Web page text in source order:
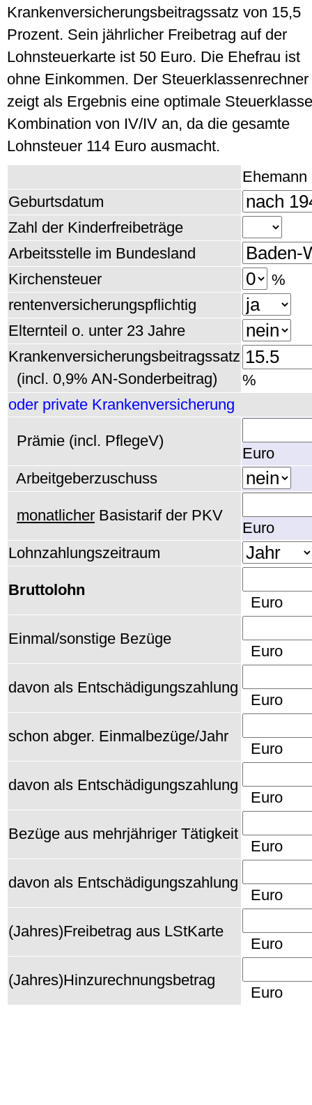
Krankenversicherungsbeitragssatz von 15,5
Prozent. Sein jährlicher Freibetrag auf der
Lohnsteuerkarte ist 50 Euro. Die Ehefrau ist
ohne Einkommen. Der Steuerklassenrechner
zeigt als Ergebnis eine optimale
Kombination von IV/IV an, da die gesamte
Lohnsteuer 114 Euro ausmacht.
Ehemann
Geburtsdatum
Zahl der Kinderfreibeträge
Arbeitsstelle im Bundesland
Kirchensteuer
%
rentenversicherungspflichtig
Elternteil o. unter 23 Jahre
Krankenversicherungsbeitragssatz
(incl. 0,9% AN-Sonderbeitrag)
%
oder private Krankenversicherung
Prämie (incl. PflegeV)
Euro
Arbeitgeberzuschuss
monatlicher Basistarif der PKV
Euro
Lohnzahlungszeitraum
Bruttolohn
Euro
Einmal/sonstige Bezüge
Euro
davon als Entschädigungszahlung
Euro
schon abger. Einmalbezüge/Jahr
Euro
davon als Entschädigungszahlung
Euro
Bezüge aus mehrjähriger Tätigkeit
Euro
davon als Entschädigungszahlung
Euro
(Jahres)Freibetrag aus LStKarte
Euro
(Jahres)Hinzurechnungsbetrag
Euro